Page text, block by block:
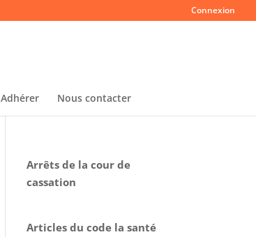
Connexion
Adhérer Nous contacter
Arrêts de la cour de
cassation
Articles du code la santé